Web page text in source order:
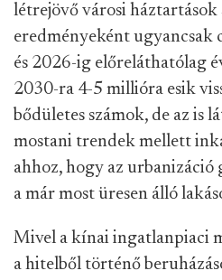
létrejövő városi háztartások
eredményeként ugyancsak
és 2026-ig előreláthatólag
2030-ra 4-5 millióra esik
bődületes számok, de az is
mostani trendek mellett
ahhoz, hogy az
a már most üresen álló
Mivel a kínai ingatlanpiaci
a hitelből történő